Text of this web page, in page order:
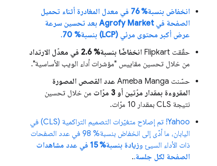
انخفاض بنسبة% 76 في معدل المغادرة أثناء تحميل
الصفحة في Agrofy Market بعد تحسين سرعة
عرض أكبر محتوى مرئي (LCP) بنسبة% 70
.
حقّقت Flipkart
انخفاضًا بنسبة% 2.6 في معدّل الارتداد
من خلال تحسين مقاييس "مؤشرات أداء الويب الأساسية".
حسّنت Ameba Manga
عدد القصص المصورة
المقروءة بمقدار مرّتين أو 3 مرّات
من خلال تحسين
نتيجة CLS بمقدار 10 مرّات.
Yahoo! تم إصلاح متغيّرات التصميم التراكمية (CLS) في
اليابان، ما أدّى إلى انخفاض بنسبة% 98 في عدد الصفحات
ذات الأداء السيئ و
زيادة بنسبة% 15 في عدد مشاهدات
الصفحة لكل جلسة.
.